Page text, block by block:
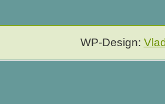
WP-Design: